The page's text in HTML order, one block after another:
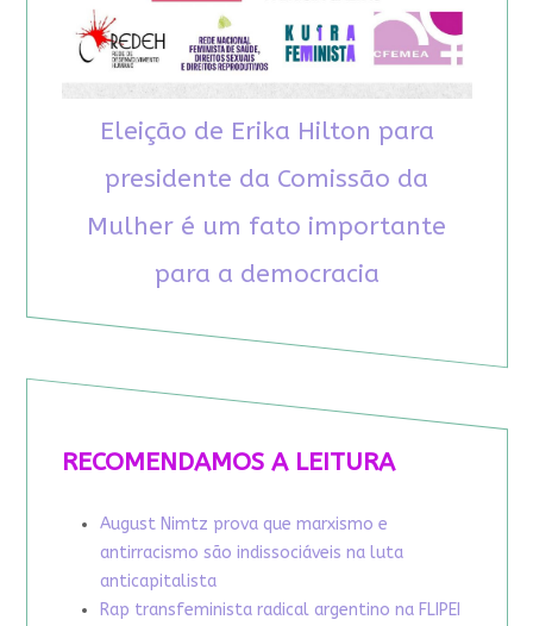
Eleição de Erika Hilton para
presidente da Comissão da
Mulher é um fato importante
para a democracia
RECOMENDAMOS A LEITURA
August Nimtz prova que marxismo e
antirracismo são indissociáveis na luta
anticapitalista
Rap transfeminista radical argentino na FLIPEI